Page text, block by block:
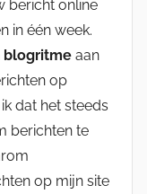
bericht online
in één week.
blogritme aan
op
dat het steeds
berichten te
op mijn site